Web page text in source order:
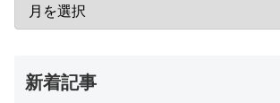
新着記事